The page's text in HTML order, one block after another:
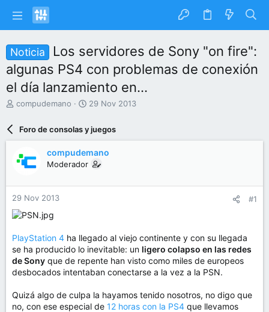
Noticia
Los servidores de Sony "on fire":
algunas PS4 con problemas de conexión
el día lanzamiento en...
I
a
r
d
e
l
t
e
m
a
compudemano
F
c
h
d
e
n
29 Nov 2013
Foro de consolas y juegos
compudemano
Moderador
29 Nov 2013 #1
PlayStation 4 ha llegado al viejo continente y con su llegada
se ha producido lo inevitable: un ligero colapso en las redes
de Sony que de repente han visto como miles de europeos
desbocados intentaban conectarse a la vez a la PSN.
Quizá algo de culpa la hayamos tenido nosotros, no digo que
no, con ese especial de 12 horas con la PS4 que llevamos